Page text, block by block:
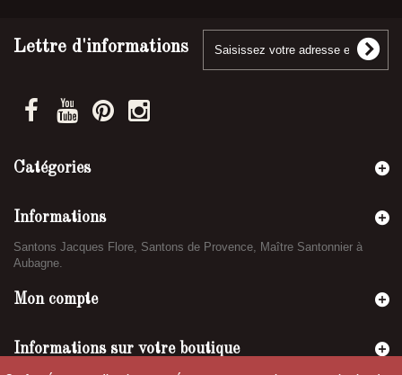
Lettre d'informations
Catégories
Informations
Santons Jacques Flore, Santons de Provence, Maître Santonnier à
Aubagne.
Mon compte
Informations sur votre boutique